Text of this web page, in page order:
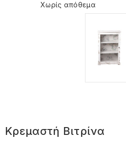
Χωρίς απόθεμα
Κρεμαστή Βιτρίνα